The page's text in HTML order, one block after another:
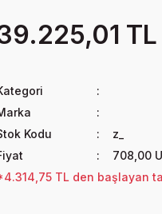
TL
Kodu
z_
708,00
TL den başlayan